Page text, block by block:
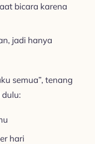
bicara karena
jadi hanya
semua”, tenang
hari